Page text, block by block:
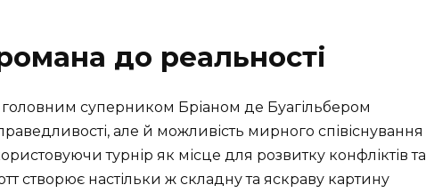
до реальності
суперником Бріаном де Буагільбером
але й можливість мирного співіснування
турнір як місце для розвитку конфліктів та
створює настільки ж складну та яскраву картину